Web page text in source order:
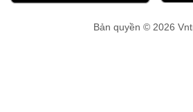
Bản quyền © 2026